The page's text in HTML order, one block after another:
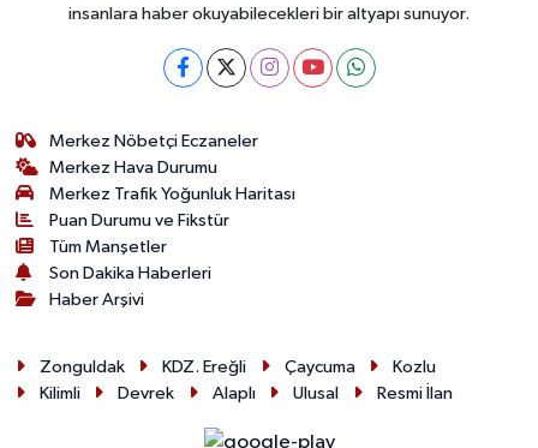
insanlara haber okuyabilecekleri bir altyapı sunuyor.
Merkez Nöbetçi Eczaneler
Merkez Hava Durumu
Merkez Trafik Yoğunluk Haritası
Puan Durumu ve Fikstür
Tüm Manşetler
Son Dakika Haberleri
Haber Arşivi
Zonguldak KDZ. Ereğli Çaycuma
Kozlu
Kilimli
Devrek Alaplı Ulusal Resmi İlan